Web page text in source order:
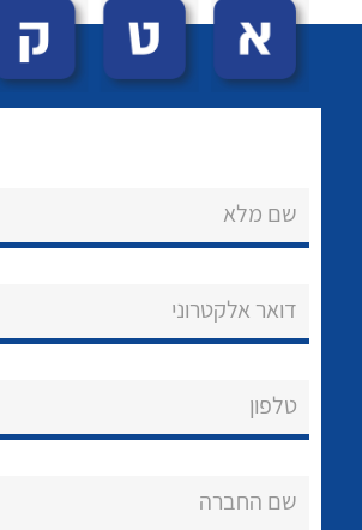
הצוות שלנו
שירותי תמיכה
שם מלא
דואר אלקטרוני
טלפון
שם החברה